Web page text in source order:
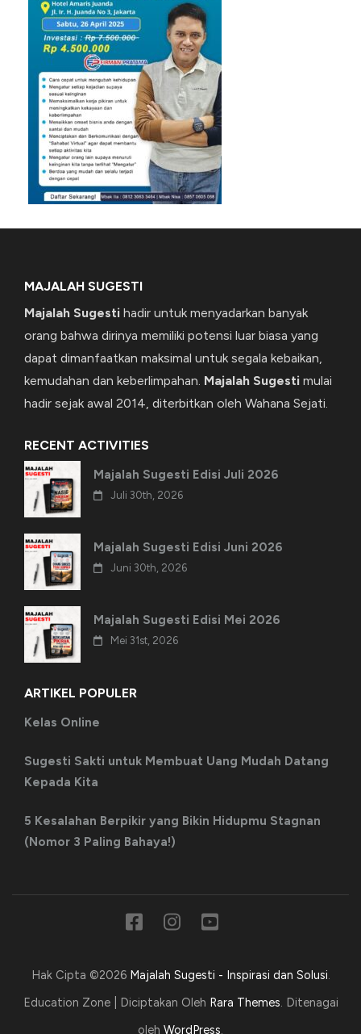
MAJALAH SUGESTI
Majalah Sugesti hadir untuk menyadarkan banyak
orang bahwa dirinya memiliki potensi luar biasa yang
dapat dimanfaatkan maksimal untuk segala kebaikan,
kemudahan dan keberlimpahan. Majalah Sugesti mulai
hadir sejak awal 2014, diterbitkan oleh Wahana Sejati.
RECENT ACTIVITIES
Majalah Sugesti Edisi Juli 2026
Juli 30th, 2026
Majalah Sugesti Edisi Juni 2026
Juni 30th, 2026
Majalah Sugesti Edisi Mei 2026
Mei 31st, 2026
ARTIKEL POPULER
Kelas Online
Sugesti Sakti untuk Membuat Uang Mudah Datang
Kepada Kita
5 Kesalahan Berpikir yang Bikin Hidupmu Stagnan
(Nomor 3 Paling Bahaya!)
Hak Cipta ©2026 Majalah Sugesti - Inspirasi dan Solusi.
Education Zone | Diciptakan Oleh Rara Themes. Ditenagai
oleh WordPress.